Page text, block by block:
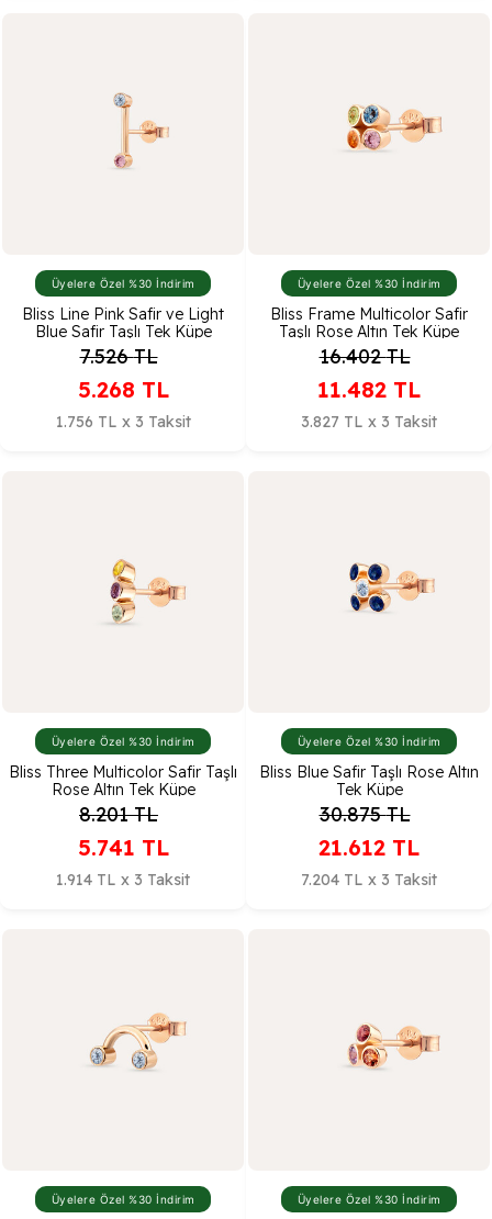
Üyelere Özel %30 İndirim
Bliss Line Pink Safir ve Light
Blue Safir Taşlı Tek Küpe
7.526TL
5.268 TL
1.756 TL x 3 Taksit
Üyelere Özel %30 İndirim
Bliss Frame Multicolor Safir
Taşlı Rose Altın Tek Küpe
16.402TL
11.482 TL
3.827 TL x 3 Taksit
Üyelere Özel %30 İndirim
Bliss Three Multicolor Safir Taşlı
Rose Altın Tek Küpe
8.201TL
5.741 TL
1.914 TL x 3 Taksit
Üyelere Özel %30 İndirim
Bliss Blue Safir Taşlı Rose Altın
Tek Küpe
30.875TL
21.612 TL
7.204 TL x 3 Taksit
Üyelere Özel %30 İndirim Üyelere Özel %30 İndirim